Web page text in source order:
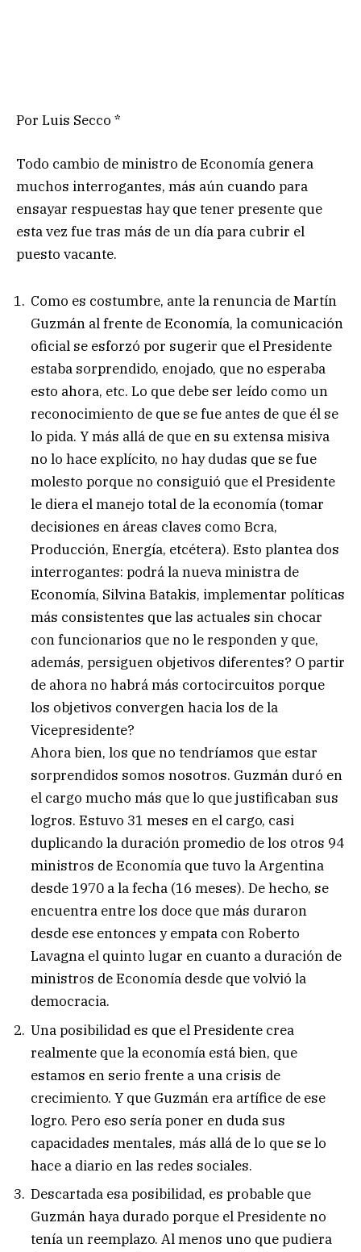
Por Luis Secco *
Todo cambio de ministro de Economía genera
muchos interrogantes, más aún cuando para
ensayar respuestas hay que tener presente que
esta vez fue tras más de un día para cubrir el
puesto vacante.
Como es costumbre, ante la renuncia de Martín
Guzmán al frente de Economía, la comunicación
oficial se esforzó por sugerir que el Presidente
estaba sorprendido, enojado, que no esperaba
esto ahora, etc. Lo que debe ser leído como un
reconocimiento de que se fue antes de que él se
lo pida. Y más allá de que en su extensa misiva
no lo hace explícito, no hay dudas que se fue
molesto porque no consiguió que el Presidente
le diera el manejo total de la economía (tomar
decisiones en áreas claves como Bcra,
Producción, Energía, etcétera). Esto plantea dos
interrogantes: podrá la nueva ministra de
Economía, Silvina Batakis, implementar políticas
más consistentes que las actuales sin chocar
con funcionarios que no le responden y que,
además, persiguen objetivos diferentes? O partir
de ahora no habrá más cortocircuitos porque
los objetivos convergen hacia los de la
Vicepresidente?
Ahora bien, los que no tendríamos que estar
sorprendidos somos nosotros. Guzmán duró en
el cargo mucho más que lo que justificaban sus
logros. Estuvo 31 meses en el cargo, casi
duplicando la duración promedio de los otros 94
ministros de Economía que tuvo la Argentina
desde 1970 a la fecha (16 meses). De hecho, se
encuentra entre los doce que más duraron
desde ese entonces y empata con Roberto
Lavagna el quinto lugar en cuanto a duración de
ministros de Economía desde que volvió la
democracia.
Una posibilidad es que el Presidente crea
realmente que la economía está bien, que
estamos en serio frente a una crisis de
crecimiento. Y que Guzmán era artífice de ese
logro. Pero eso sería poner en duda sus
capacidades mentales, más allá de lo que se lo
hace a diario en las redes sociales.
Descartada esa posibilidad, es probable que
Guzmán haya durado porque el Presidente no
tenía un reemplazo. Al menos uno que pudiera